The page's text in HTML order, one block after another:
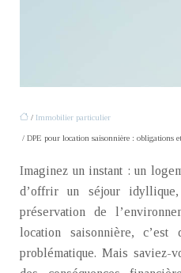
/ Immobilier particulier
/ DPE pour location saisonnière : obligations
Imaginez un instant : un
d’offrir un séjour
préservation de
location saisonnière,
problématique. Mais saviez-